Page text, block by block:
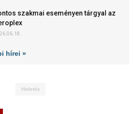
szakmai eseményen tárgyal az
hírei »
Hirdetés